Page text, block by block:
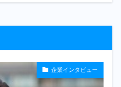
企業インタビュー